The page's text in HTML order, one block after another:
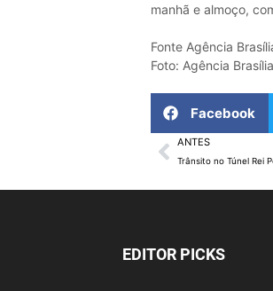
manhã e almoço,
Fonte Agência
Foto: Agência Brasília
Facebook
ANTES
EDITOR PICKS